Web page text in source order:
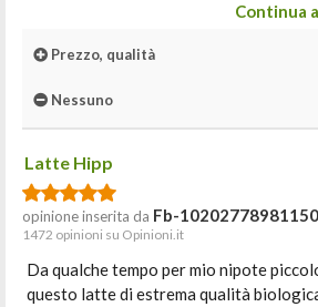
Continua
Prezzo, qualità
Nessuno
Latte Hipp
opinione inserita da Fb-
1472 opinioni su Opinioni.it
Da qualche tempo per mio nipote
questo latte di estrema qualità